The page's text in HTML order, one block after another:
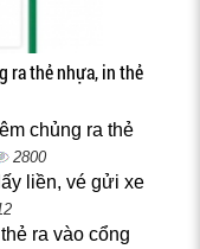
ra thẻ nhựa, in thẻ
chủng ra thẻ
2800
liền, vé gửi xe
ra vào cổng